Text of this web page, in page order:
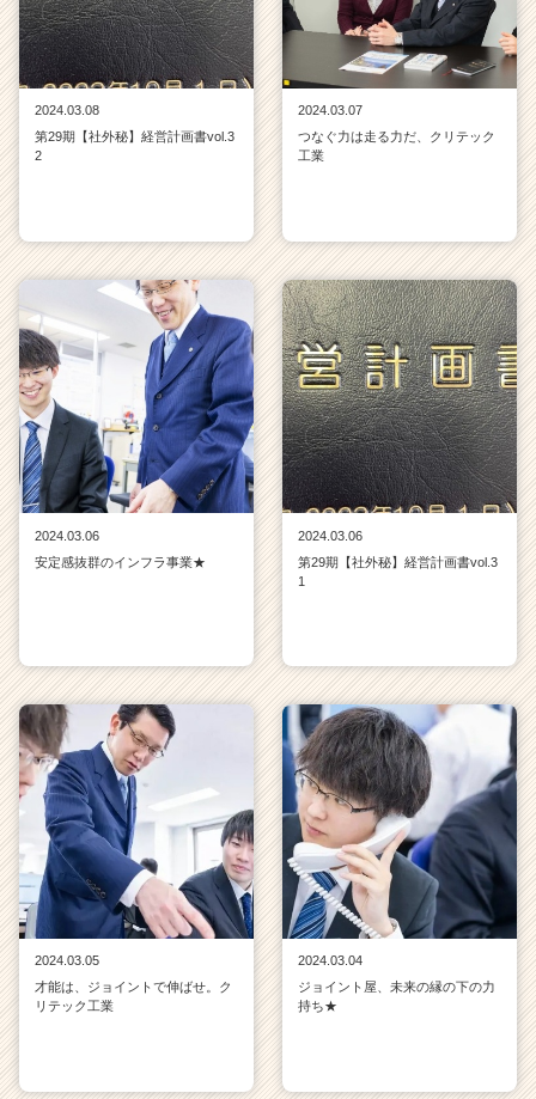
2024.03.08
第29期【社外秘】経営計画書vol.3
2
2024.03.07
つなぐ力は走る力だ、クリテック
工業
2024.03.06
安定感抜群のインフラ事業★
2024.03.06
第29期【社外秘】経営計画書vol.3
1
2024.03.05
才能は、ジョイントで伸ばせ。ク
リテック工業
2024.03.04
ジョイント屋、未来の縁の下の力
持ち★